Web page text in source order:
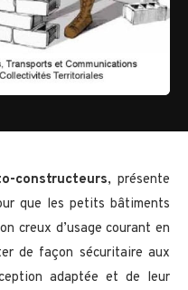
constructeurs, présente
que les petits bâtiments
creux d’usage courant en
de façon sécuritaire aux
adaptée et de leur